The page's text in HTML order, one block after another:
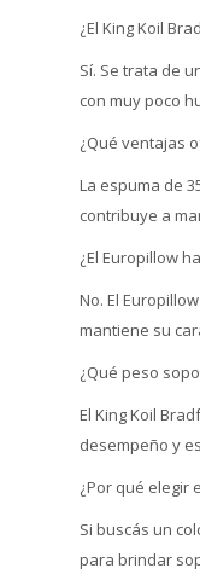
¿El King Koil
Sí. Se trata de
con muy poco
¿Qué ventajas
La espuma de
contribuye a
¿El Europillow
No. El
mantiene su
¿Qué peso
El King Koil
desempeño y
¿Por qué elegir
Si buscás un
para brindar